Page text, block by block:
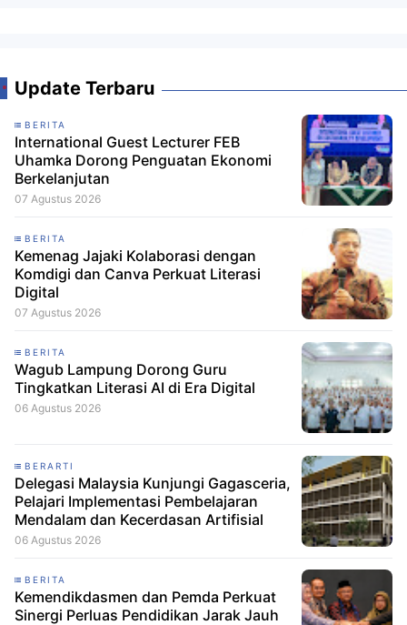
Update Terbaru
BERITA
International Guest Lecturer FEB
Uhamka Dorong Penguatan Ekonomi
Berkelanjutan
07 Agustus 2026
BERITA
Kemenag Jajaki Kolaborasi dengan
Komdigi dan Canva Perkuat Literasi
Digital
07 Agustus 2026
BERITA
Wagub Lampung Dorong Guru
Tingkatkan Literasi AI di Era Digital
06 Agustus 2026
BERARTI
Delegasi Malaysia Kunjungi Gagasceria,
Pelajari Implementasi Pembelajaran
Mendalam dan Kecerdasan Artifisial
06 Agustus 2026
BERITA
Kemendikdasmen dan Pemda Perkuat
Sinergi Perluas Pendidikan Jarak Jauh